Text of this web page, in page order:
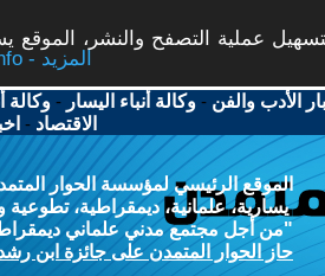
عملية التصفح والنشر، الموقع
More info - المزيد
الأدب والفن -وكالة أنباء اليسار -وكالة
الاقتصاد -
الموقع الرئيسي لمؤسسة الحوار
يسارية، علمانية، ديمقراطية، تطوعية
"من أجل مجتمع مدني علماني
حاز الحوار المتمدن على جائزة ابن